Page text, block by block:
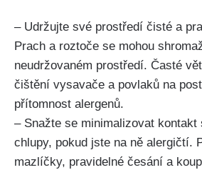
– Udržujte ‌své prostředí čisté⁢ a
‌Prach a roztoče se mohou
neudržovaném prostředí. Časté
čištění vysavače a povlaků na
⁢přítomnost alergenů.
– Snažte se minimalizovat
chlupy, pokud jste na ​ně alergičtí.
mazlíčky, pravidelné⁢ česání​ a⁢